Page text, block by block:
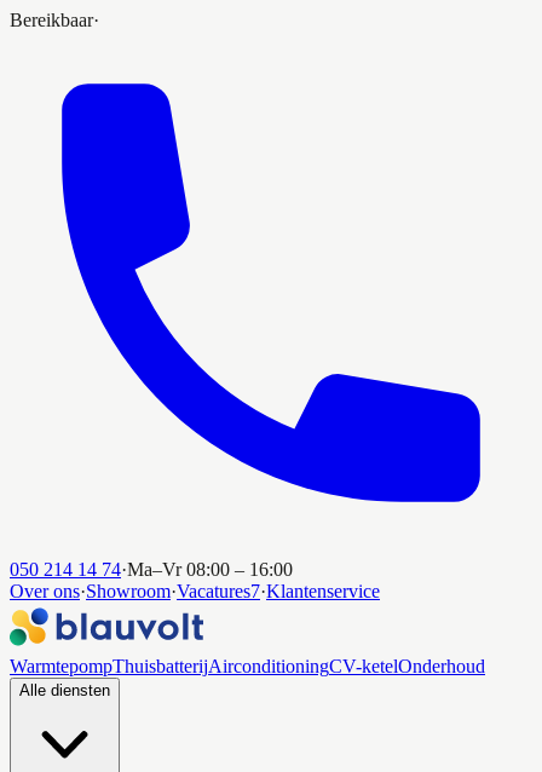
Bereikbaar·
050 214 14 74·Ma–Vr 08:00 – 16:00
Over ons·Showroom·Vacatures7·Klantenservice
WarmtepompThuisbatterijAirconditioningCV-ketelOnderhoud
Alle diensten